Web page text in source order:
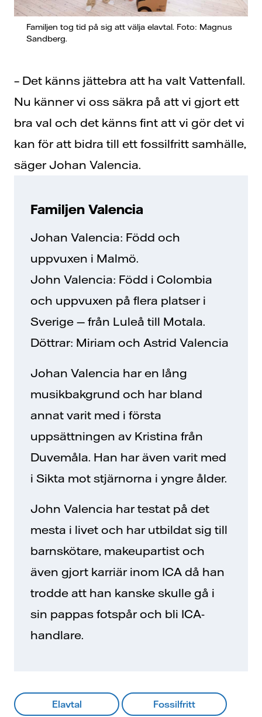
Familjen tog tid på sig att välja elavtal. Foto: Magnus
Sandberg.
– Det känns jättebra att ha valt Vattenfall.
Nu känner vi oss säkra på att vi gjort ett
bra val och det känns fint att vi gör det vi
kan för att bidra till ett fossilfritt samhälle,
säger Johan Valencia.
Familjen Valencia
Johan Valencia: Född och
uppvuxen i Malmö.
John Valencia: Född i Colombia
och uppvuxen på flera platser i
Sverige — från Luleå till Motala.
Döttrar: Miriam och Astrid Valencia
Johan Valencia har en lång
musikbakgrund och har bland
annat varit med i första
uppsättningen av Kristina från
Duvemåla. Han har även varit med
i Sikta mot stjärnorna i yngre ålder.
John Valencia har testat på det
mesta i livet och har utbildat sig till
barnskötare, makeupartist och
även gjort karriär inom ICA då han
trodde att han kanske skulle gå i
sin pappas fotspår och bli ICA-
handlare.
Elavtal Fossilfritt